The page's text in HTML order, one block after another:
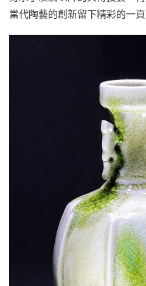
當代陶藝的創新留下精彩的一